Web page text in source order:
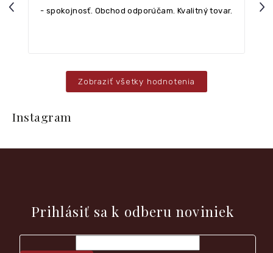
Previous - spokojnosť. Obchod odporúčam. Kvalitný tovar.
Zobraziť všetky hodnotenia
t
Instagram
Prihlásiť sa k odberu noviniek